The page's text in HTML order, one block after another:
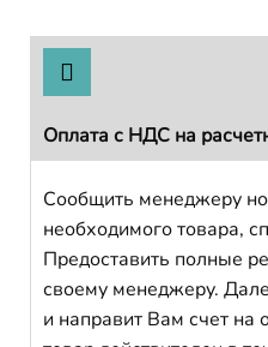
Оплата с НДС на
Сообщить менеджеру
необходимого товара,
Предоставить полные
своему менеджеру.
и направит Вам счет на